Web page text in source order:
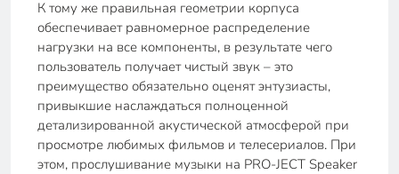
К тому же правильная геометрии корпуса
обеспечивает равномерное распределение
нагрузки на все компоненты, в результате чего
пользователь получает чистый звук – это
преимущество обязательно оценят энтузиасты,
привыкшие наслаждаться полноценной
детализированной акустической атмосферой при
просмотре любимых фильмов и телесериалов. При
этом, прослушивание музыки на PRO-JECT Speaker